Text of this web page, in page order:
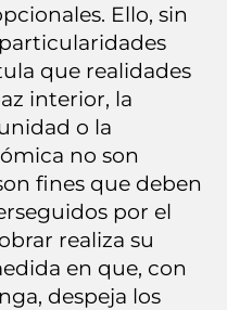
Ello, sin
que realidades
interior, la
o la
no son
fines que deben
por el
realiza su
en que, con
despeja los